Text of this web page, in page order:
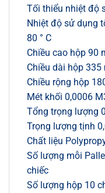
Tối thiểu nhiệt độ
Nhiệt độ sử dụng
80 ° C
Chiều cao hộp 90
Chiều dài hộp 335
Chiều rộng hộp
Mét khối 0,0006
Tổng trọng lượng
Trọng lượng tịnh
Chất liệu
Số lượng mỗi
chiếc
Số lượng hộp 10